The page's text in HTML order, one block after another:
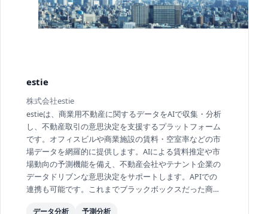
estie
株式会社estie
estieは、商業用不動産に関するデータをAIで収集・分析
し、不動産取引の意思決定を支援するプラットフォーム
です。オフィスビルや商業施設の賃料・空室率などの市
場データを網羅的に提供します。AIによる賃料推定や市
場動向の予測機能を備え、不動産会社やテナント企業の
データドリブンな意思決定をサポートします。APIでの
連携も可能です。これまでブラックボックスだった商業
データ分析
予測分析